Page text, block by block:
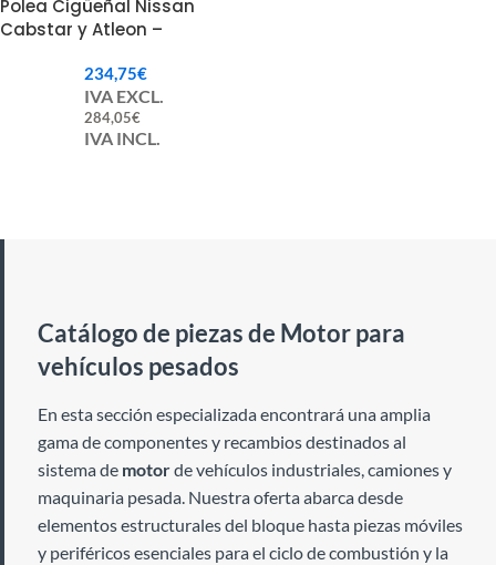
Polea Cigüeñal Nissan
Cabstar y Atleon –
234,75€
IVA EXCL.
284,05€
IVA INCL.
Catálogo de piezas de Motor para
vehículos pesados
En esta sección especializada encontrará una amplia
gama de componentes y recambios destinados al
sistema de motorde vehículos industriales, camiones y
maquinaria pesada. Nuestra oferta abarca desde
elementos estructurales del bloque hasta piezas móviles
y periféricos esenciales para el ciclo de combustión y la